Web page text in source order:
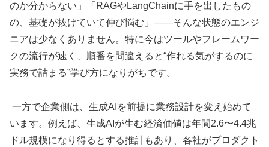
のか分からない」「RAGやLangChainに手を出したもの
の、基礎が抜けていて伸び悩む」――そんな状態のエンジ
ニアは少なくありません。特に今はツールやフレームワー
クの流行が速く、順番を間違えると“作れる気がするのに
実務で詰まる”学び方になりがちです。
一方で企業側は、生成AIを前提に業務設計を変え始めて
います。例えば、生成AIが生む経済価値は年間2.6〜4.4兆
ドル規模になり得るとする推計もあり、各社がプロダクト